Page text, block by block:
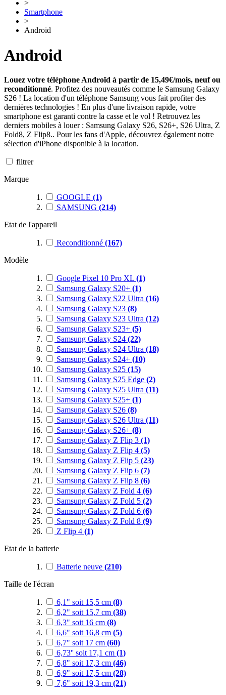
>
Smartphone
>
Android
Android
Louez votre téléphone Androïd à partir de 15,49€/mois, neuf ou
reconditionné. Profitez des nouveautés comme le Samsung Galaxy
S26 ! La location d'un téléphone Samsung vous fait profiter des
dernières technologies ! En plus d'une livraison rapide, votre
smartphone est garanti contre la casse et le vol ! Retrouvez les
derniers mobiles à louer : Samsung Galaxy S26, S26+, S26 Ultra, Z
Fold8, Z Flip8.. Pour les fans d'Apple, découvrez également notre
sélection d'iPhone disponible à la location.
filtrer
Marque
GOOGLE (1)
SAMSUNG (214)
Etat de l'appareil
Reconditionné (167)
Modèle
Google Pixel 10 Pro XL (1)
Samsung Galaxy S20+ (1)
Samsung Galaxy S22 Ultra (16)
Samsung Galaxy S23 (8)
Samsung Galaxy S23 Ultra (12)
Samsung Galaxy S23+ (5)
Samsung Galaxy S24 (22)
Samsung Galaxy S24 Ultra (18)
Samsung Galaxy S24+ (10)
Samsung Galaxy S25 (15)
Samsung Galaxy S25 Edge (2)
Samsung Galaxy S25 Ultra (11)
Samsung Galaxy S25+ (1)
Samsung Galaxy S26 (8)
Samsung Galaxy S26 Ultra (11)
Samsung Galaxy S26+ (8)
Samsung Galaxy Z Flip 3 (1)
Samsung Galaxy Z Flip 4 (5)
Samsung Galaxy Z Flip 5 (23)
Samsung Galaxy Z Flip 6 (7)
Samsung Galaxy Z Flip 8 (6)
Samsung Galaxy Z Fold 4 (6)
Samsung Galaxy Z Fold 5 (2)
Samsung Galaxy Z Fold 6 (6)
Samsung Galaxy Z Fold 8 (9)
Z Flip 4 (1)
Etat de la batterie
Batterie neuve (210)
Taille de l'écran
6,1" soit 15,5 cm (8)
6,2" soit 15,7 cm (38)
6,3" soit 16 cm (8)
6,6" soit 16,8 cm (5)
6,7" soit 17 cm (60)
6,73'' soit 17,1 cm (1)
6,8" soit 17,3 cm (46)
6,9" soit 17,5 cm (28)
7,6" soit 19,3 cm (21)